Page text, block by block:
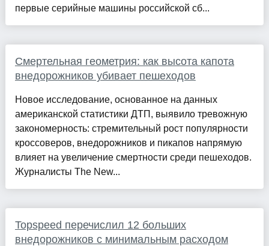
первые серийные машины российской сб...
Смертельная геометрия: как высота капота
внедорожников убивает пешеходов
Новое исследование, основанное на данных
американской статистики ДТП, выявило тревожную
закономерность: стремительный рост популярности
кроссоверов, внедорожников и пикапов напрямую
влияет на увеличение смертности среди пешеходов.
Журналисты The New...
Topspeed перечислил 12 больших
внедорожников с минимальным расходом